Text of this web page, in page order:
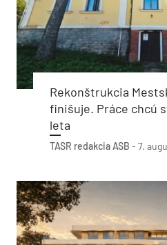
Rekonštrukcia
finišuje. Práce chcú
leta
TASR redakcia ASB - 7.